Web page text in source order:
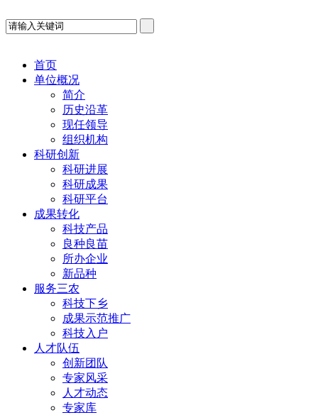
首页
单位概况
简介
历史沿革
现任领导
组织机构
科研创新
科研进展
科研成果
科研平台
成果转化
科技产品
良种良苗
所办企业
新品种
服务三农
科技下乡
成果示范推广
科技入户
人才队伍
创新团队
专家风采
人才动态
专家库